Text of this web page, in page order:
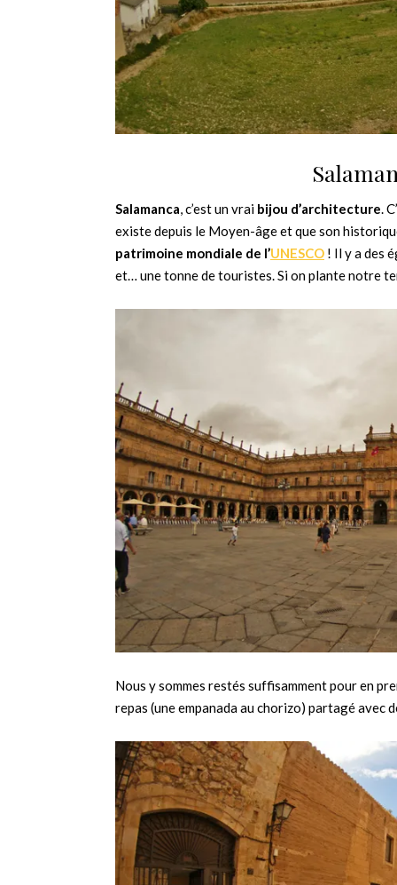
Salamanca, c’est un vrai bijou d’architecture.
existe depuis le Moyen-âge et que son
patrimoine mondiale de l’UNESCO ! Il y a des
et… une tonne de touristes. Si on plante notre
Nous y sommes restés suffisamment pour en
repas (une empanada au chorizo) partagé avec